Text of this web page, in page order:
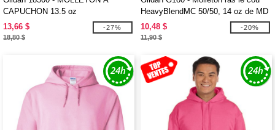
CAPUCHON 13.5 oz
13,66 $
18,80 $
-27%
HeavyBlendMC 50/50, 14 oz de MD
(18000)
10,48 $
11,90 $
-20%